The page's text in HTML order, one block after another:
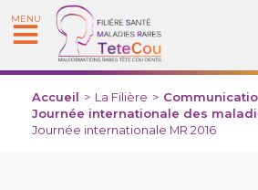
MENU
Accueil > La Filière >
Journée internationale des
Journée internationale MR 2016